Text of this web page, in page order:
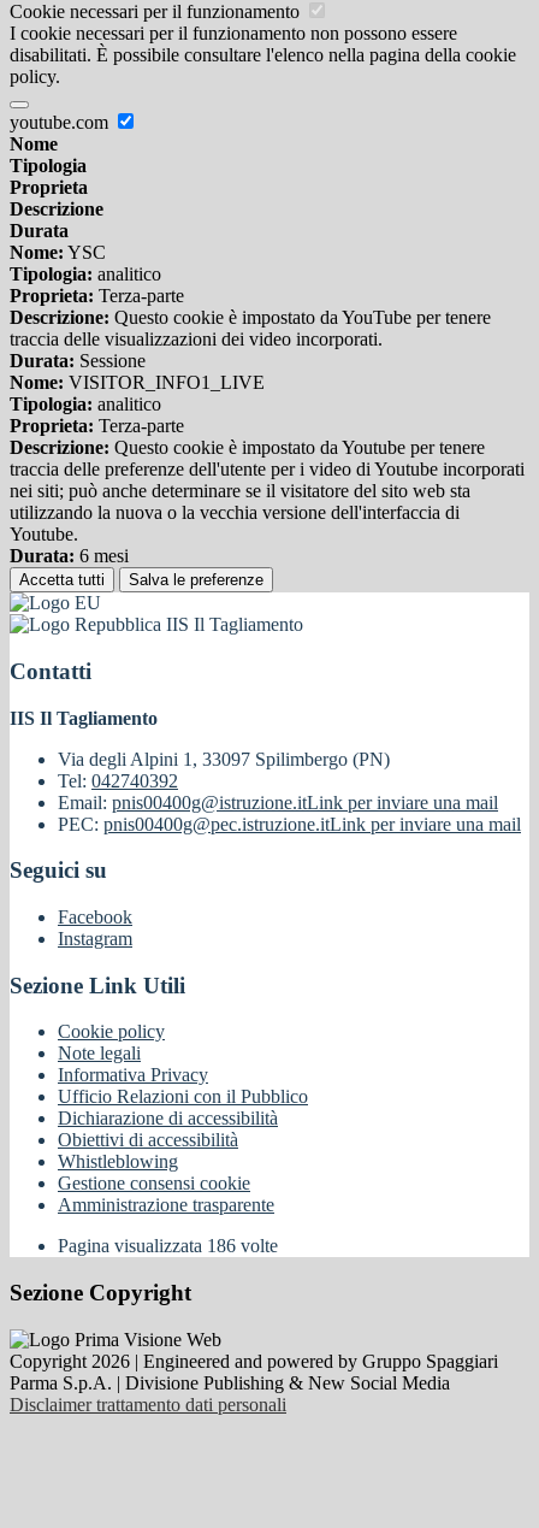
Cookie necessari per il funzionamento
I cookie necessari per il funzionamento non possono essere
disabilitati. È possibile consultare l'elenco nella pagina della cookie
policy.
youtube.com
Nome
Tipologia
Proprieta
Descrizione
Durata
Nome: YSC
Tipologia: analitico
Proprieta: Terza-parte
Descrizione: Questo cookie è impostato da YouTube per tenere
traccia delle visualizzazioni dei video incorporati.
Durata: Sessione
Nome: VISITOR_INFO1_LIVE
Tipologia: analitico
Proprieta: Terza-parte
Descrizione: Questo cookie è impostato da Youtube per tenere
traccia delle preferenze dell'utente per i video di Youtube incorporati
nei siti; può anche determinare se il visitatore del sito web sta
utilizzando la nuova o la vecchia versione dell'interfaccia di
Youtube.
Durata: 6 mesi
Accetta tutti Salva le preferenze
IIS Il Tagliamento
Contatti
IIS Il Tagliamento
Via degli Alpini 1, 33097 Spilimbergo (PN)
Tel: 042740392
Email: pnis00400g@istruzione.itLink per inviare una mail
PEC: pnis00400g@pec.istruzione.itLink per inviare una mail
Seguici su
Facebook
Instagram
Sezione Link Utili
Cookie policy
Note legali
Informativa Privacy
Ufficio Relazioni con il Pubblico
Dichiarazione di accessibilità
Obiettivi di accessibilità
Whistleblowing
Gestione consensi cookie
Amministrazione trasparente
Pagina visualizzata 186 volte
Sezione Copyright
Copyright 2026 | Engineered and powered by Gruppo Spaggiari
Parma S.p.A. | Divisione Publishing & New Social Media
Disclaimer trattamento dati personali